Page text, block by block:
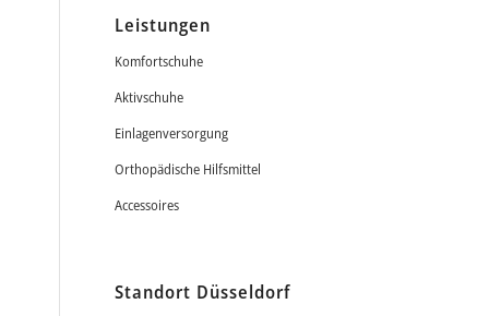
Leistungen
Komfortschuhe
Aktivschuhe
Einlagenversorgung
Orthopädische Hilfsmittel
Accessoires
Standort Düsseldorf